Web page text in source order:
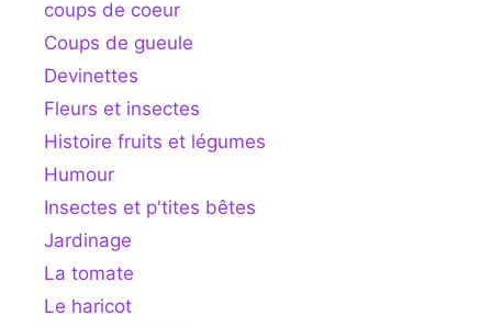
coups de coeur
Coups de gueule
Devinettes
Fleurs et insectes
Histoire fruits et légumes
Humour
Insectes et p'tites bêtes
Jardinage
La tomate
Le haricot